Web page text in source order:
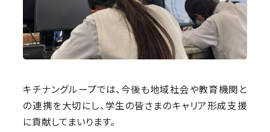
キチナングループでは、今後も地域社会や教育機関と
の連携を大切にし、学生の皆さまのキャリア形成支援
に貢献してまいります。